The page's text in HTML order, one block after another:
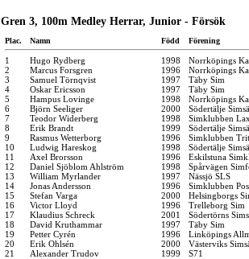
Gren 3, 100m Medley Herrar, Junior - Försök
Plac. Namn Född Förening
1 Hugo Rydberg 1998
Norrköpings
2
Marcus Forsgren 1996
Norrköpings
3
Samuel Törnqvist 1997
Täby Sim
4
Oskar Ericsson 1997
Täby Sim
5
Hampus Lovinge 1998
Norrköpings
6
Björn Seeliger 2000
Södertälje
7
Teodor Widerberg 1998
Simklubben
8
Erik Brandt 1999
Södertälje
9
Rasmus Wetterborg 1996
Simklubben
10
Ludwig Hareskog 1998
Södertälje
11
Axel Brorsson 1996
Eskilstuna
12
Daniel Sjöblom Ahlström 1998
Spårvägen
13
William Myrlander 1997
Nässjö SLS
14
Jonas Andersson 1996
Simklubben
15
Stefan Varga 2000
Helsingborgs
16
Victor Lloyd 1996
Trelleborg Sim
17
Klaudius Schreck 2001
Södertörns
18
David Kruthammar 1997
Täby Sim
19
Petter Cyrén 1996
Linköpings
20
Erik Ohlsén 2000
Västerviks
21
Alexander Trudov 1999 S71